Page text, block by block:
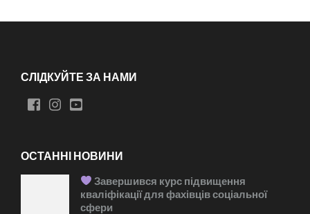
СЛІДКУЙТЕ ЗА НАМИ
ОСТАННІ НОВИНИ
Завершився курс підвищення
кваліфікації для фахівців соціальної
сфери